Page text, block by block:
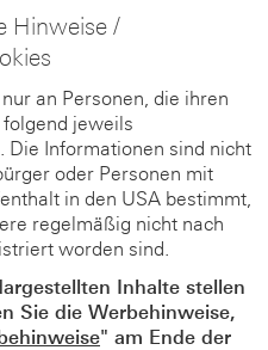
Hinweise /
an Personen, die ihren
jeweils
Die Informationen sind nicht
oder Personen mit
in den USA bestimmt,
regelmäßig nicht nach
worden sind.
Inhalte stellen
Sie die Werbehinweise,
" am Ende der